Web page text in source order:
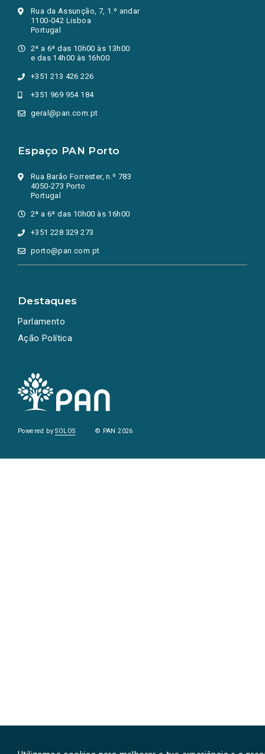
Rua da Assunção, 7, 1.º andar
1100-042 Lisboa
Portugal
2ª a 6ª das 10h00 às 13h00
e das 14h00 às 16h00
+351 213 426 226
+351 969 954 184
geral@pan.com.pt
Espaço PAN Porto
Rua Barão Forrester, n.º 783
4050-273 Porto
Portugal
2ª a 6ª das 10h00 às 16h00
+351 228 329 273
porto@pan.com.pt
Destaques
Parlamento
Ação Política
Powered bySOLOS © PAN 2026